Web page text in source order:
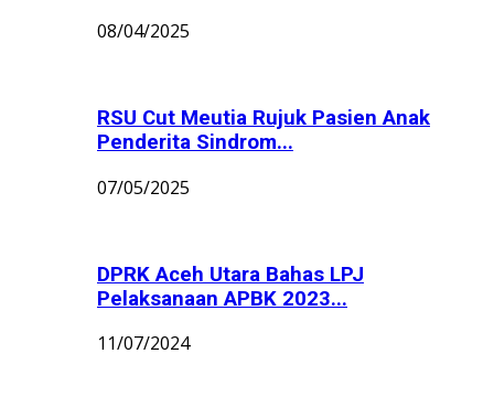
08/04/2025
RSU Cut Meutia Rujuk Pasien Anak
Penderita Sindrom...
07/05/2025
DPRK Aceh Utara Bahas LPJ
Pelaksanaan APBK 2023...
11/07/2024